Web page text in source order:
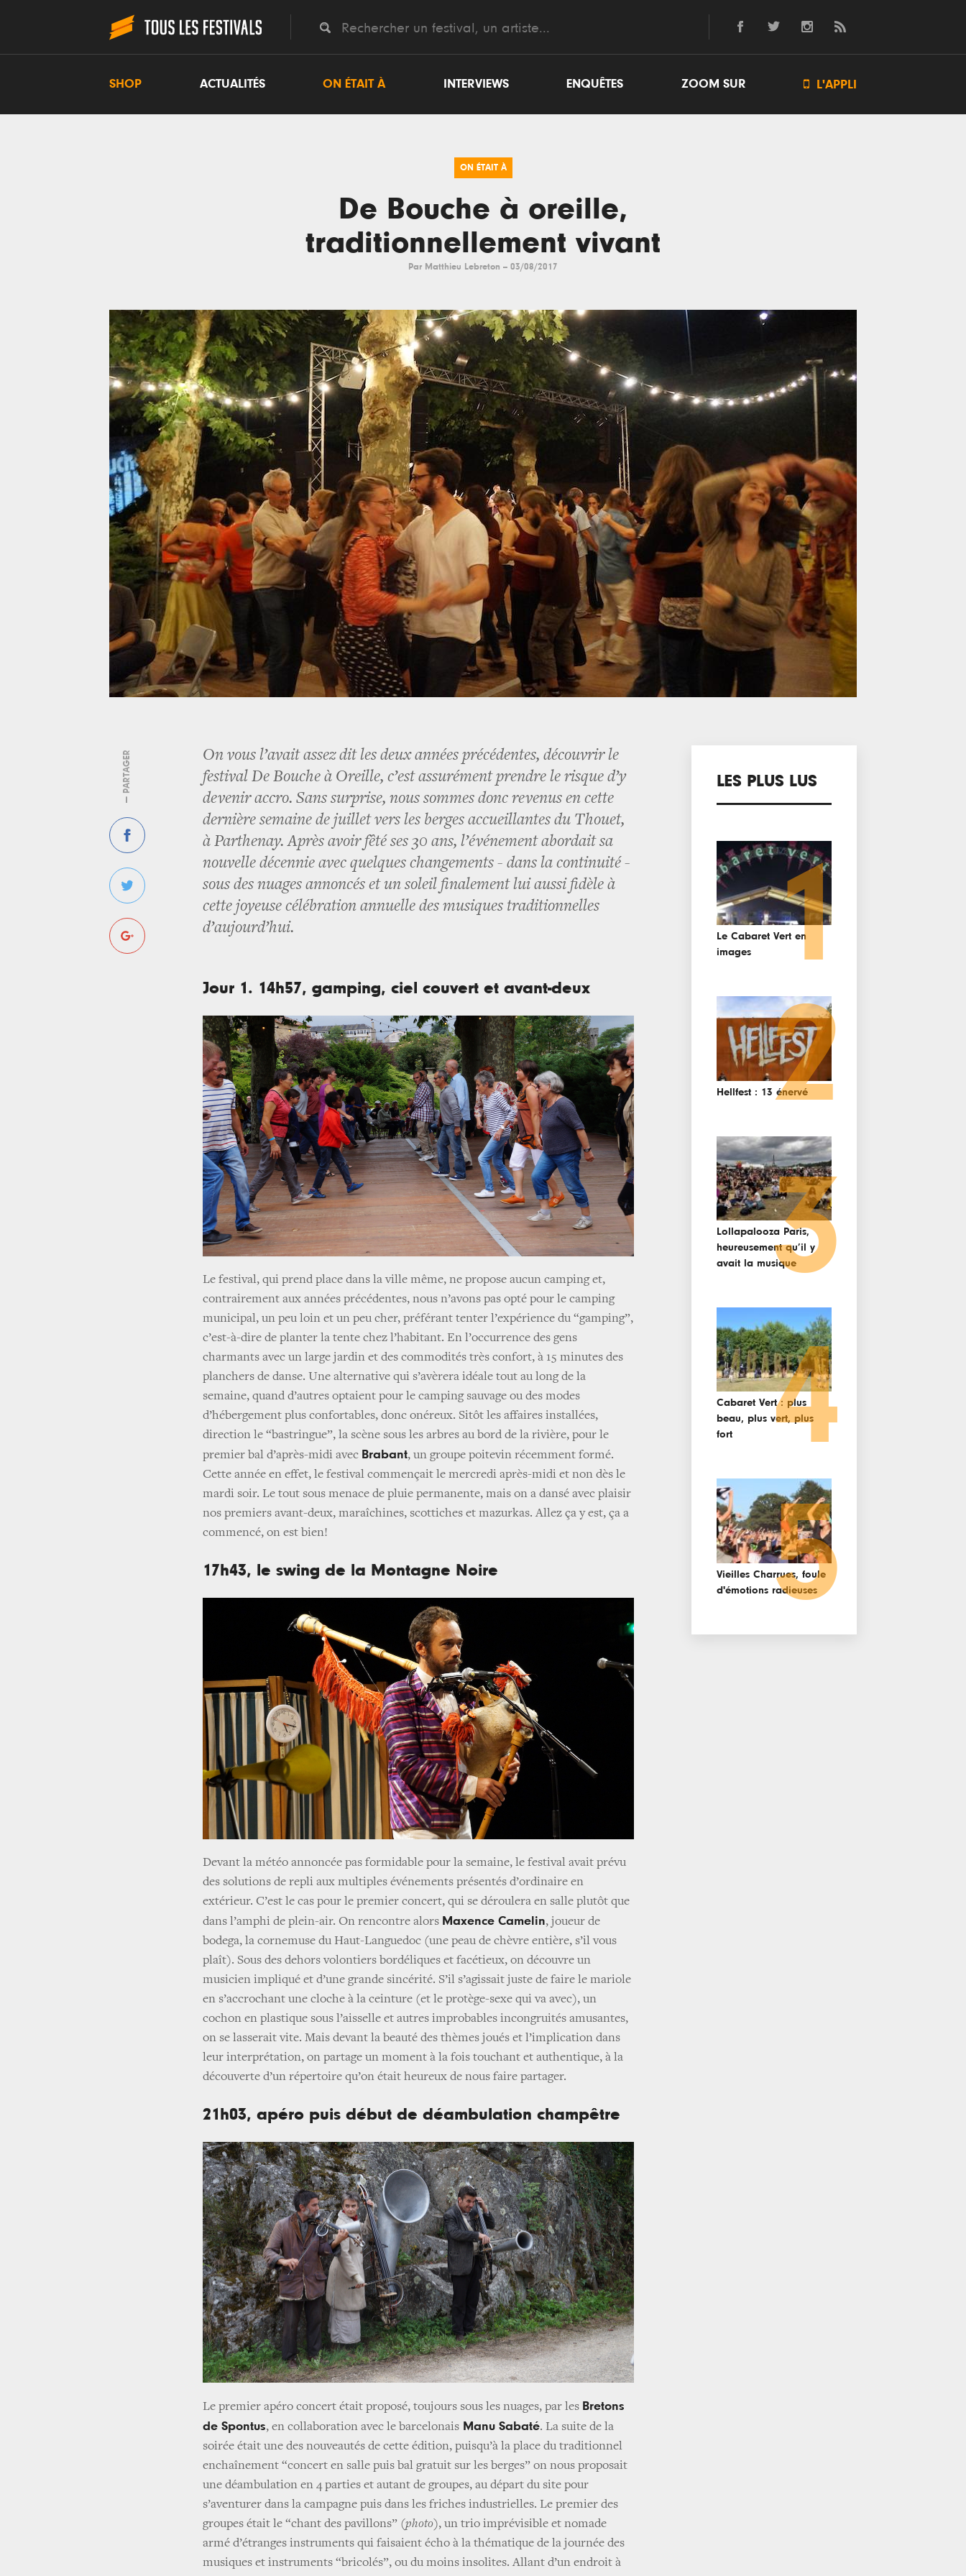
SHOP ACTUALITÉS ON ÉTAIT À INTERVIEWS ENQUÊTES ZOOM SUR  L'APPLI
ON ÉTAIT À
De Bouche à oreille,
traditionnellement vivant
Par Matthieu Lebreton -- 03/08/2017
— PARTAGER
On vous l’avait assez dit les deux années précédentes, découvrir le
festival De Bouche à Oreille, c’est assurément prendre le risque d’y
devenir accro. Sans surprise, nous sommes donc revenus en cette
dernière semaine de juillet vers les berges accueillantes du Thouet,
à Parthenay. Après avoir fêté ses 30 ans, l’événement abordait sa
nouvelle décennie avec quelques changements - dans la continuité -
sous des nuages annoncés et un soleil finalement lui aussi fidèle à
cette joyeuse célébration annuelle des musiques traditionnelles
d’aujourd’hui.
Jour 1. 14h57, gamping, ciel couvert et avant-deux
Le festival, qui prend place dans la ville même, ne propose aucun camping et,
contrairement aux années précédentes, nous n’avons pas opté pour le camping
municipal, un peu loin et un peu cher, préférant tenter l’expérience du “gamping”,
c’est-à-dire de planter la tente chez l’habitant. En l’occurrence des gens
charmants avec un large jardin et des commodités très confort, à 15 minutes des
planchers de danse. Une alternative qui s’avèrera idéale tout au long de la
semaine, quand d’autres optaient pour le camping sauvage ou des modes
d’hébergement plus confortables, donc onéreux. Sitôt les affaires installées,
direction le “bastringue”, la scène sous les arbres au bord de la rivière, pour le
premier bal d’après-midi avec Brabant, un groupe poitevin récemment formé.
Cette année en effet, le festival commençait le mercredi après-midi et non dès le
mardi soir. Le tout sous menace de pluie permanente, mais on a dansé avec plaisir
nos premiers avant-deux, maraîchines, scottiches et mazurkas. Allez ça y est, ça a
commencé, on est bien!
17h43, le swing de la Montagne Noire
Devant la météo annoncée pas formidable pour la semaine, le festival avait prévu
des solutions de repli aux multiples événements présentés d’ordinaire en
extérieur. C’est le cas pour le premier concert, qui se déroulera en salle plutôt que
dans l’amphi de plein-air. On rencontre alors Maxence Camelin, joueur de
bodega, la cornemuse du Haut-Languedoc (une peau de chèvre entière, s’il vous
plaît). Sous des dehors volontiers bordéliques et facétieux, on découvre un
musicien impliqué et d’une grande sincérité. S’il s’agissait juste de faire le mariole
en s’accrochant une cloche à la ceinture (et le protège-sexe qui va avec), un
cochon en plastique sous l’aisselle et autres improbables incongruités amusantes,
on se lasserait vite. Mais devant la beauté des thèmes joués et l’implication dans
leur interprétation, on partage un moment à la fois touchant et authentique, à la
découverte d’un répertoire qu’on était heureux de nous faire partager.
21h03, apéro puis début de déambulation champêtre
Le premier apéro concert était proposé, toujours sous les nuages, par les Bretons
de Spontus, en collaboration avec le barcelonais Manu Sabaté. La suite de la
soirée était une des nouveautés de cette édition, puisqu’à la place du traditionnel
enchaînement “concert en salle puis bal gratuit sur les berges” on nous proposait
une déambulation en 4 parties et autant de groupes, au départ du site pour
s’aventurer dans la campagne puis dans les friches industrielles. Le premier des
groupes était le “chant des pavillons” (photo), un trio imprévisible et nomade
armé d’étranges instruments qui faisaient écho à la thématique de la journée des
musiques et instruments “bricolés”, ou du moins insolites. Allant d’un endroit à
LES PLUS LUS
Le Cabaret Vert en
images
1
Hellfest : 13 énervé
2
Lollapalooza Paris,
heureusement qu’il y
avait la musique3
Cabaret Vert : plus
beau, plus vert, plus
fort
4
Vieilles Charrues, foule
d'émotions radieuses
5